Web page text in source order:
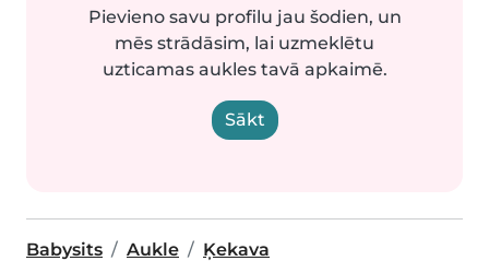
Pievieno savu profilu jau šodien, un
mēs strādāsim, lai uzmeklētu
uzticamas aukles tavā apkaimē.
Sākt
Babysits Aukle Ķekava